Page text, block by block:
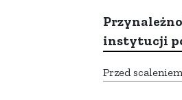
instytucji
Przed